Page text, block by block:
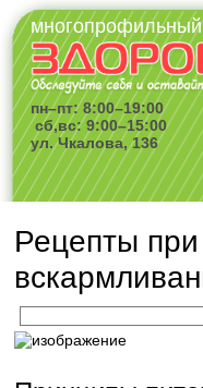
пн–пт: 8:00–19:00
сб,вс: 9:00–15:00
ул. Чкалова, 136
Рецепты при